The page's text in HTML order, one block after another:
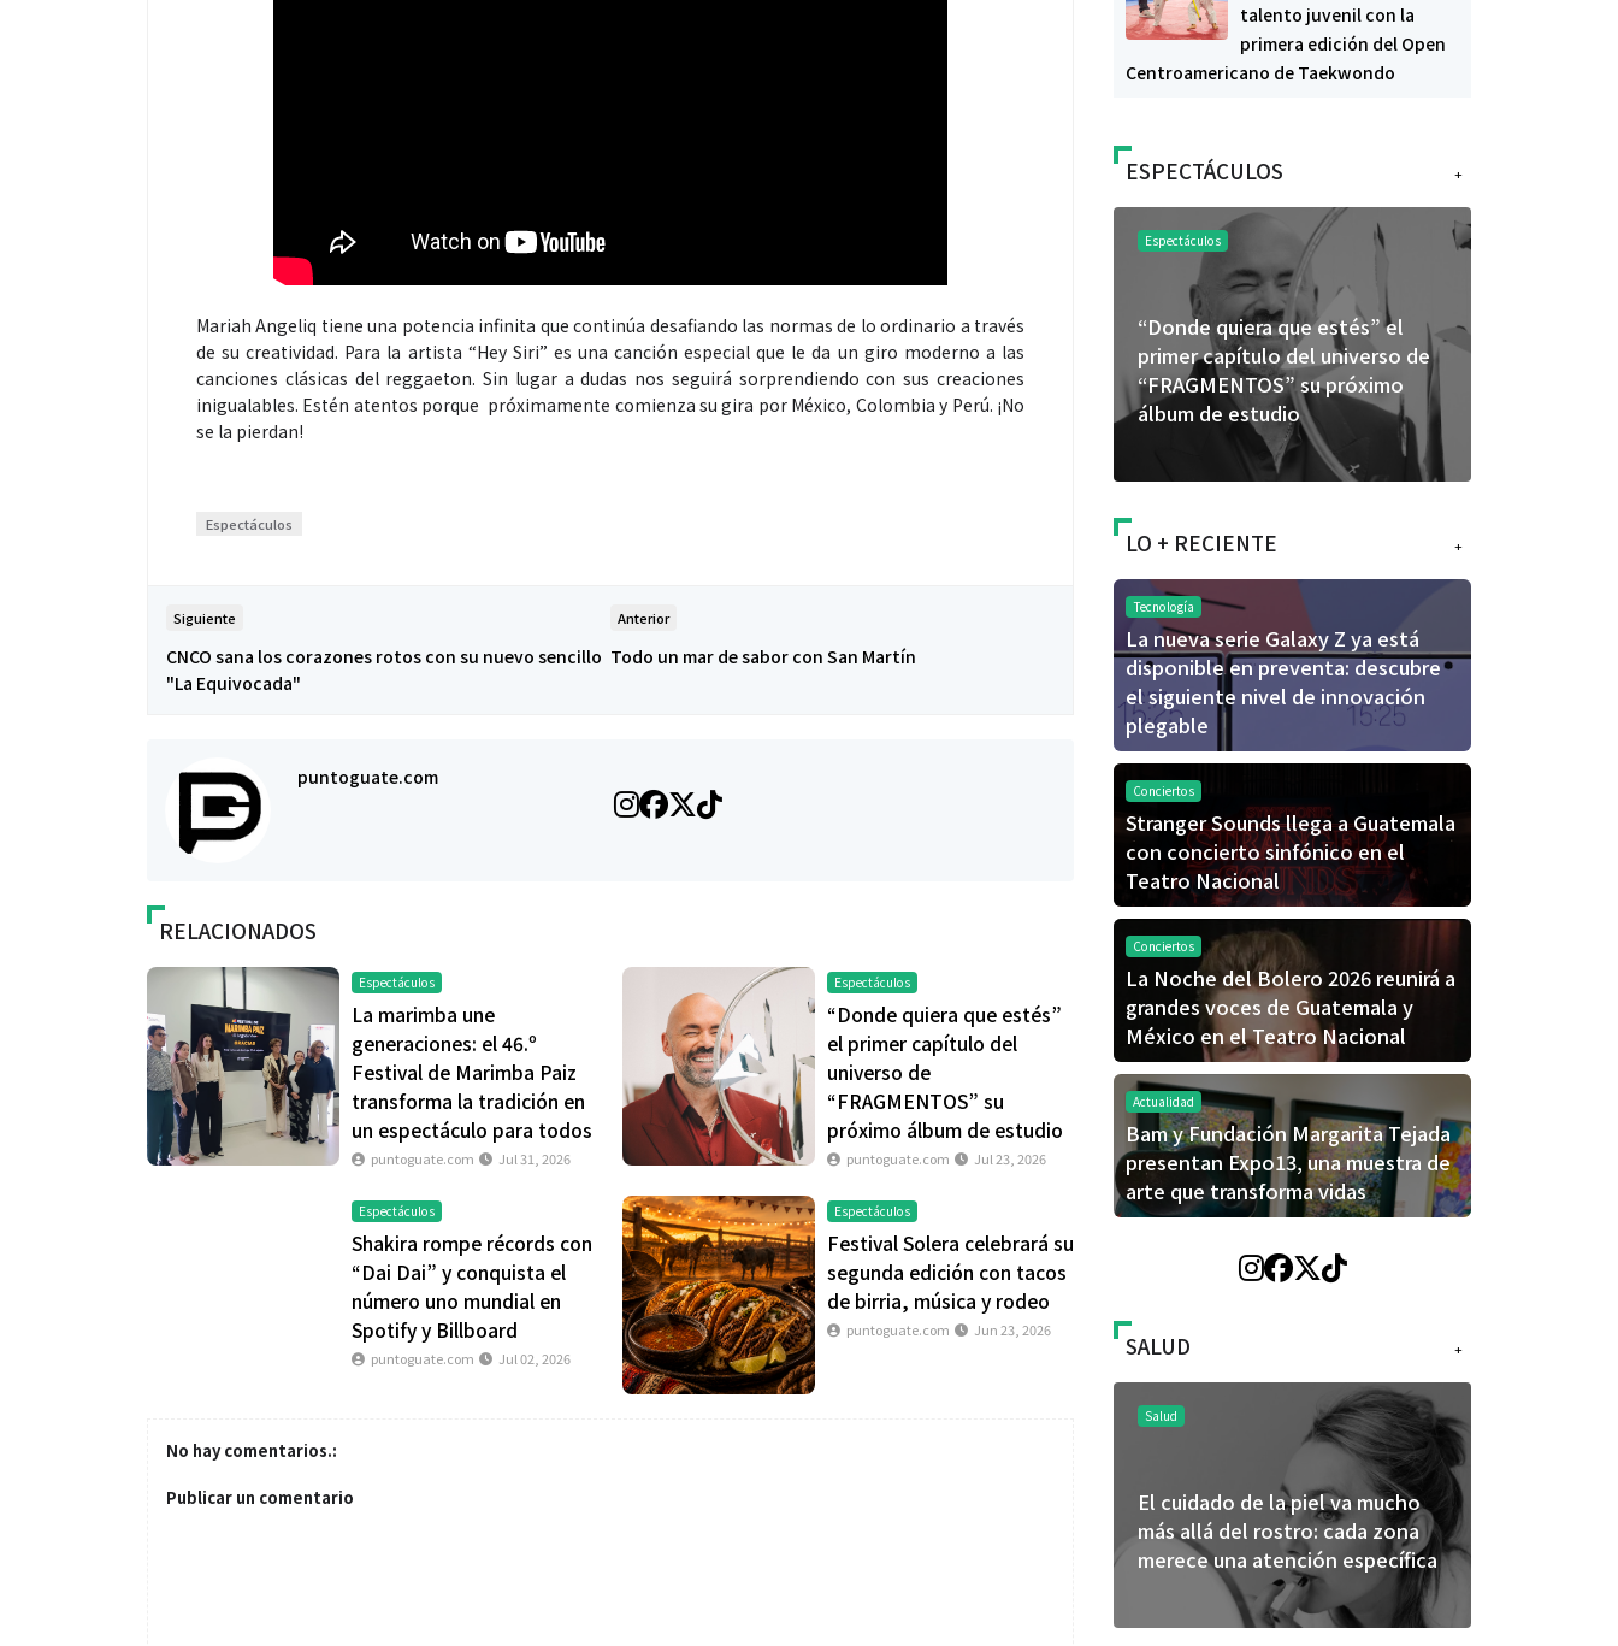
Mariah Angeliq tiene una potencia infinita que continúa desafiando las normas de lo ordinario a través
de su creatividad. Para la artista “Hey Siri” es una canción especial que le da un giro moderno a las
canciones clásicas del reggaeton. Sin lugar a dudas nos seguirá sorprendiendo con sus creaciones
inigualables. Estén atentos porque próximamente comienza su gira por México, Colombia y Perú. ¡No
se la pierdan!
Espectáculos
Siguiente
CNCO sana los corazones rotos con su nuevo sencillo
"La Equivocada"
Anterior
Todo un mar de sabor con San Martín
puntoguate.com
RELACIONADOS
Espectáculos
La marimba une
generaciones: el 46.º
Festival de Marimba Paiz
transforma la tradición en
un espectáculo para todos
puntoguate.com Jul 31, 2026
Espectáculos
“Donde quiera que estés”
el primer capítulo del
universo de
“FRAGMENTOS” su
próximo álbum de estudio
puntoguate.com Jul 23, 2026
Espectáculos
Shakira rompe récords con
“Dai Dai” y conquista el
número uno mundial en
Spotify y Billboard
puntoguate.com Jul 02, 2026
Espectáculos
Festival Solera celebrará su
segunda edición con tacos
de birria, música y rodeo
puntoguate.com Jun 23, 2026
No hay comentarios.:
Publicar un comentario
talento juvenil con la
primera edición del Open
Centroamericano de Taekwondo
+
ESPECTÁCULOS
Espectáculos
“Donde quiera que estés” el
primer capítulo del universo de
“FRAGMENTOS” su próximo
álbum de estudio
Shakira rompe récords con “Dai
Dai” y conquista el número uno
mundial en Spotify y Billboard
Espectáculos
La marimba une generaciones: el
46.º Festival de Marimba Paiz
transforma la tradición en un
espectáculo para todos
“Donde quiera que estés” el
primer capítulo del universo de
“FRAGMENTOS” su próximo
+
LO + RECIENTE
Tecnología
La nueva serie Galaxy Z ya está
disponible en preventa: descubre
el siguiente nivel de innovación
plegable
Conciertos
Stranger Sounds llega a Guatemala
con concierto sinfónico en el
Teatro Nacional
Conciertos
La Noche del Bolero 2026 reunirá a
grandes voces de Guatemala y
México en el Teatro Nacional
Actualidad
Bam y Fundación Margarita Tejada
presentan Expo13, una muestra de
arte que transforma vidas
+
SALUD
Salud
El cuidado de la piel va mucho
más allá del rostro: cada zona
merece una atención específica
El cuidado de la piel va mucho